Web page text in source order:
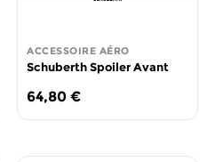
ACCESSOIRE AÉRO
Schuberth Spoiler Avant
64,80 €